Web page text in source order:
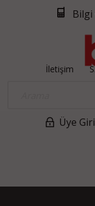
Bilgi
İletişim
Üye